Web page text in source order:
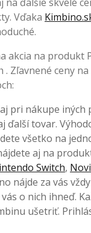
Vďaka
akcia na produkt
. Zľavnené ceny
pri nákupe iných
ďalší tovar.
všetko na
aj na
Switch,
nájde za vás
o nich ihneď.
ušetriť.